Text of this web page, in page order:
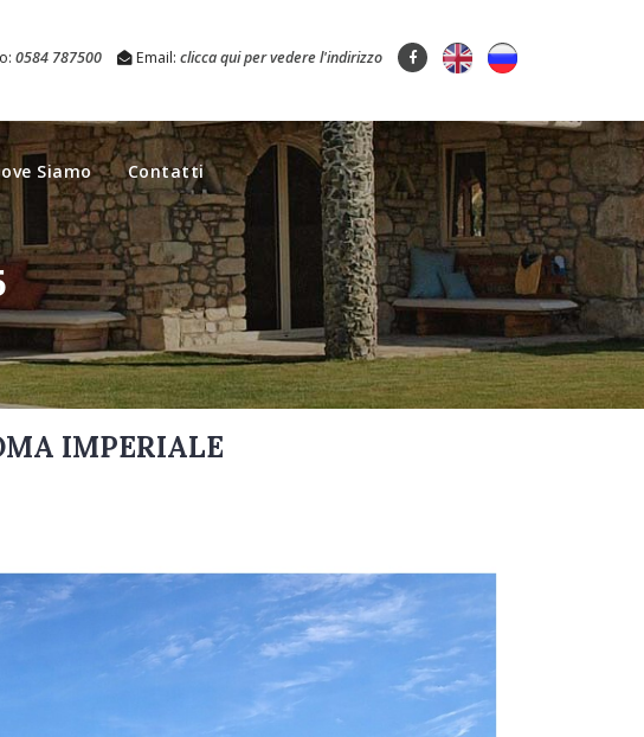
0584 787500 Email: clicca qui per vedere l'indirizzo
Siamo Contatti
IMPERIALE